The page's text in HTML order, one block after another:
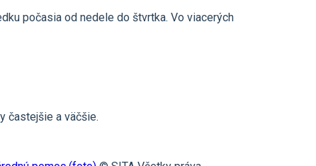
počasia od nedele do štvrtka. Vo viacerých
častejšie a väčšie.